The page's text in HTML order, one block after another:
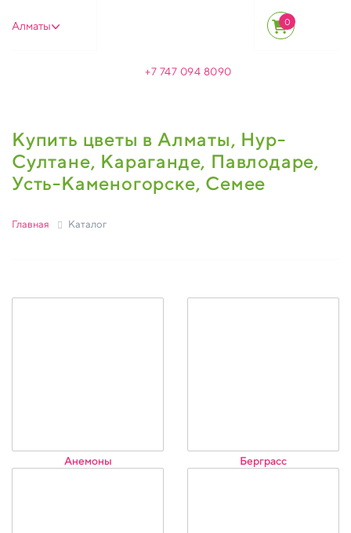
Алматы 0
+7 747 094 8090
Купить цветы в Алматы, Нур-
Султане, Караганде, Павлодаре,
Усть-Каменогорске, Семее
Главная Каталог
Анемоны Берграсс